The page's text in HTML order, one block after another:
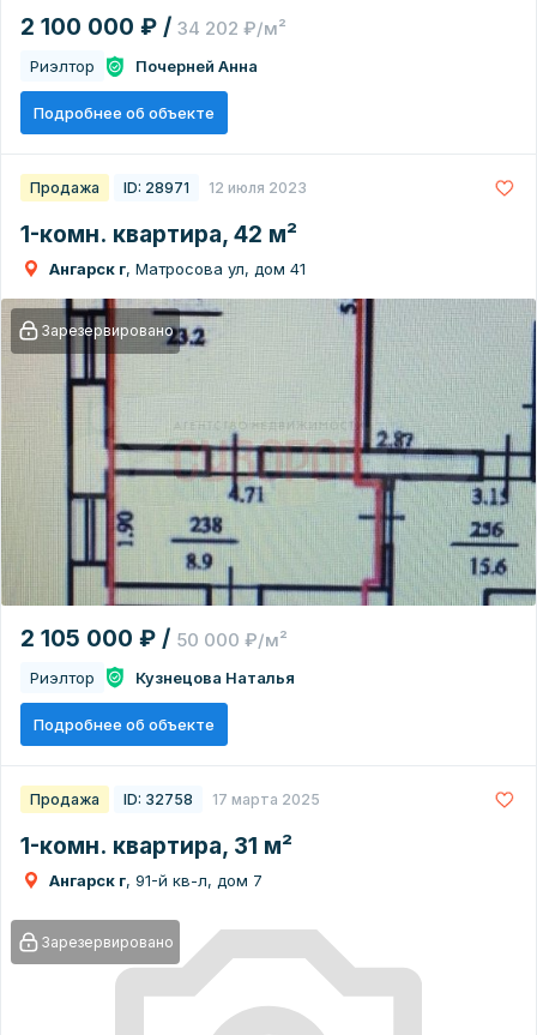
2 100 000 ₽ / 34 202 ₽/м²
Риэлтор Почерней Анна
Подробнее об объекте
Продажа ID: 28971 12 июля 2023
1-комн. квартира, 42 м²
Ангарск г, Матросова ул, дом 41
Зарезервировано
2 105 000 ₽ / 50 000 ₽/м²
Риэлтор Кузнецова Наталья
Подробнее об объекте
Продажа ID: 32758 17 марта 2025
1-комн. квартира, 31 м²
Ангарск г, 91-й кв-л, дом 7
Зарезервировано